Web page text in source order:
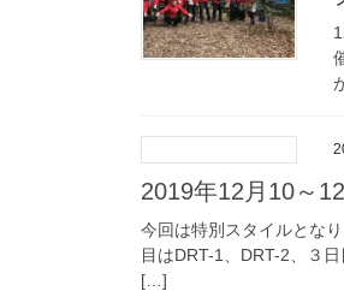
2019年12月10～
今回は特別スタイルとな
目はDRT-1、DRT-2、３
[…]